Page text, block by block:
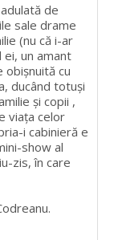
de
sale drame
(nu că i-ar
un amant
obişnuită cu
ducând totuşi
şi copii ,
viaţa celor
i cabinieră e
show al
zis, în care